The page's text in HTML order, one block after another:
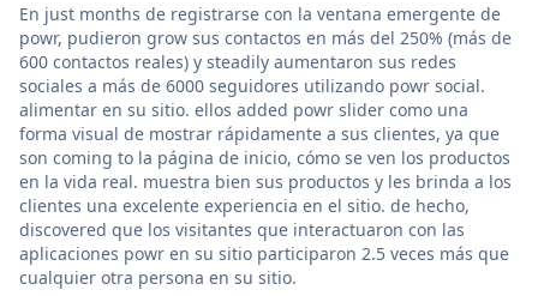
En just months de registrarse con la ventana emergente de
powr, pudieron grow sus contactos en más del 250% (más de
600 contactos reales) y steadily aumentaron sus redes
sociales a más de 6000 seguidores utilizando powr social.
alimentar en su sitio. ellos added powr slider como una
forma visual de mostrar rápidamente a sus clientes, ya que
son coming to la página de inicio, cómo se ven los productos
en la vida real. muestra bien sus productos y les brinda a los
clientes una excelente experiencia en el sitio. de hecho,
discovered que los visitantes que interactuaron con las
aplicaciones powr en su sitio participaron 2.5 veces más que
cualquier otra persona en su sitio.